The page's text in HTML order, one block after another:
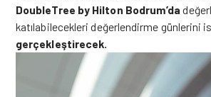
DoubleTree by Hilton Bodrum’da
katılabilecekleri değerlendirme günlerini
gerçekleştirecek.